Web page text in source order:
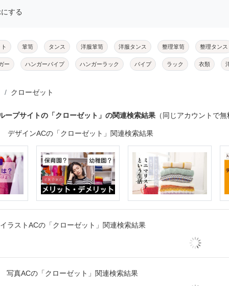
する
箪笥 タンス 洋服箪笥 洋服タンス 整理箪笥 整理タンス
ー ハンガーパイプ ハンガーラック パイプ ラック 衣類
クローゼット
ープサイトの「クローゼット」の関連検索結果 （同じアカウントで
デザインACの「クローゼット」関連検索結果
イラストACの「クローゼット」関連検索結果
写真ACの「クローゼット」関連検索結果